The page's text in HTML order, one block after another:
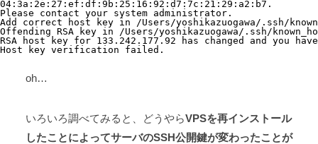
04:3a:2e:27:ef:df:9b:25:16:92:d7:7c:21:29:a2:b7.
Please contact your system administrator.
Add correct host key in /Users/yoshikazuogawa/.ssh/
Offending RSA key in /Users/yoshikazuogawa/.ssh/
RSA host key for 133.242.177.92 has changed and you
Host key verification failed.
oh…
いろいろ調べてみると、どうやらVPSを再インストール
したことによってサーバのSSH公開鍵が変わったことが